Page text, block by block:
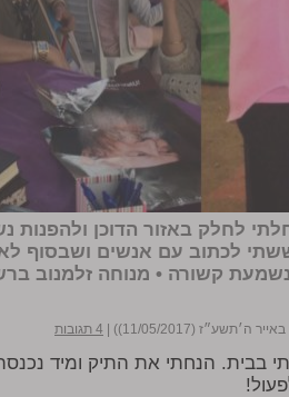
לחלק באזור הדוכן ולהפנות
לכתוב עם אנשים ושבסוף
קשורה • מנוחה זלמנוב
(11/05/2017)) 4 תגובות
בבית. הנחתי את התיק ומיד